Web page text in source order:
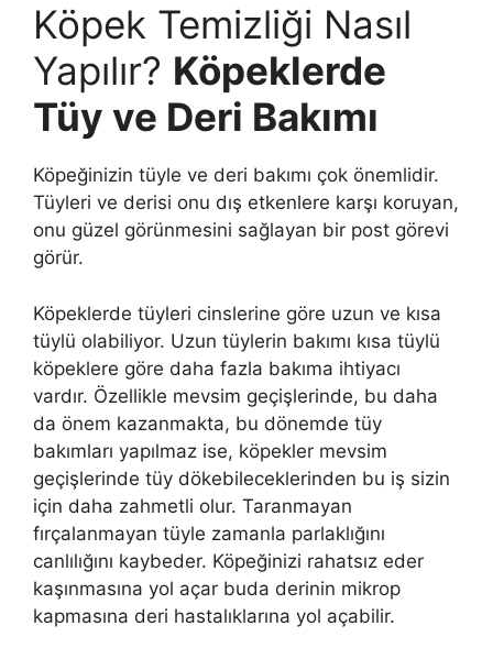
Köpek Temizliği Nasıl
Yapılır? Köpeklerde
Tüy ve Deri Bakımı
Köpeğinizin tüyle ve deri bakımı çok önemlidir.
Tüyleri ve derisi onu dış etkenlere karşı koruyan,
onu güzel görünmesini sağlayan bir post görevi
görür.
Köpeklerde tüyleri cinslerine göre uzun ve kısa
tüylü olabiliyor. Uzun tüylerin bakımı kısa tüylü
köpeklere göre daha fazla bakıma ihtiyacı
vardır. Özellikle mevsim geçişlerinde, bu daha
da önem kazanmakta, bu dönemde tüy
bakımları yapılmaz ise, köpekler mevsim
geçişlerinde tüy dökebileceklerinden bu iş sizin
için daha zahmetli olur. Taranmayan
fırçalanmayan tüyle zamanla parlaklığını
canlılığını kaybeder. Köpeğinizi rahatsız eder
kaşınmasına yol açar buda derinin mikrop
kapmasına deri hastalıklarına yol açabilir.